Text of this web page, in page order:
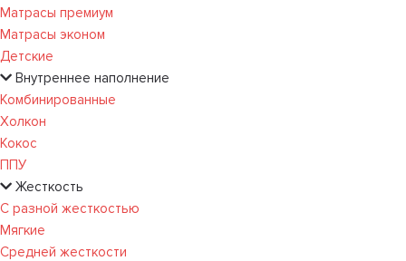
Матрасы премиум
Матрасы эконом
Детские
Внутреннее наполнение
Комбинированные
Холкон
Кокос
ППУ
Жесткость
С разной жесткостью
Мягкие
Средней жесткости